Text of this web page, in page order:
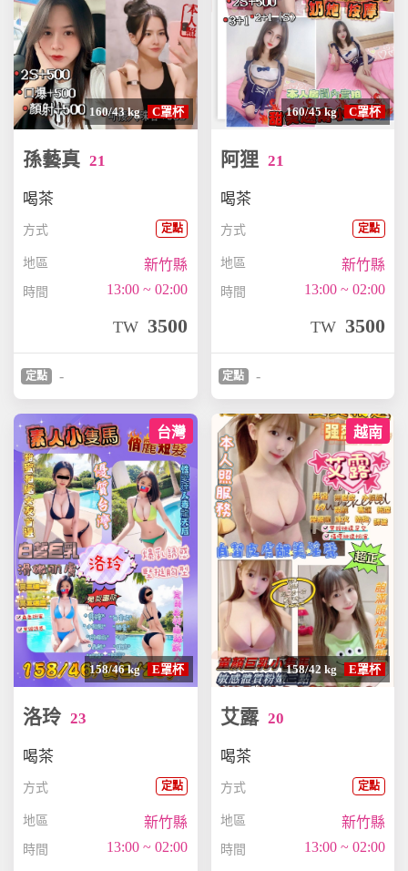
160/43 kg C罩杯
孫藝真21
喝茶
方式 定點
地區 新竹縣
時間 13:00 ~ 02:00
TW 3500
定點 -
160/45 kg C罩杯
阿狸 21
喝茶
方式 定點
地區 新竹縣
時間 13:00 ~ 02:00
TW 3500
定點 -
台灣
158/46 kg E罩杯
洛玲23
喝茶
方式 定點
地區 新竹縣
時間 13:00 ~ 02:00
越南
158/42 kg E罩杯
艾露 20
喝茶
方式 定點
地區 新竹縣
時間 13:00 ~ 02:00